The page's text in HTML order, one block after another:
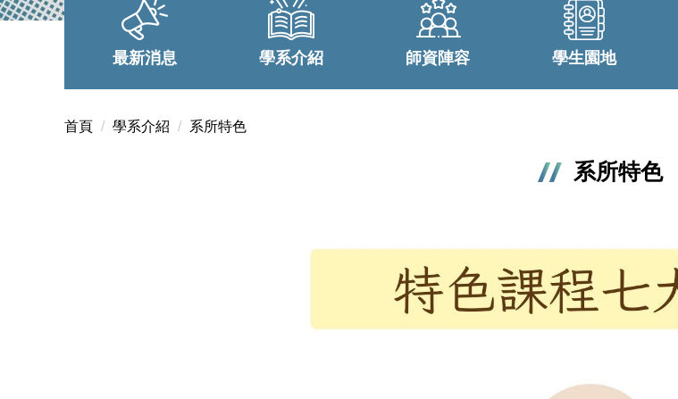
最新消息 學系介紹 師資陣容 學生園地
首頁 學系介紹 系所特色
系所特色